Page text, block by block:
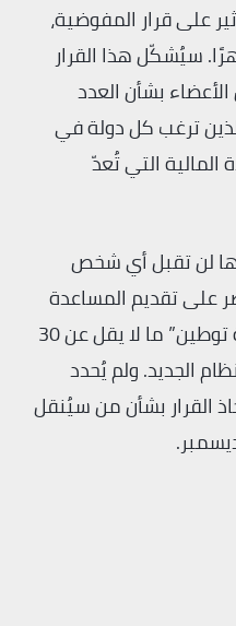
على قرار المفوضية،
سيُشكّل هذا القرار
بشأن العدد
ترغب كل دولة في
التي تُعدّ
لن تقبل أي شخص
على تقديم المساعدة
المالية. ومن المتوقع “إعادة توطين” ما لا يقل عن 30
الجديد. ولم يُحدد
القرار بشأن من سيُنقل